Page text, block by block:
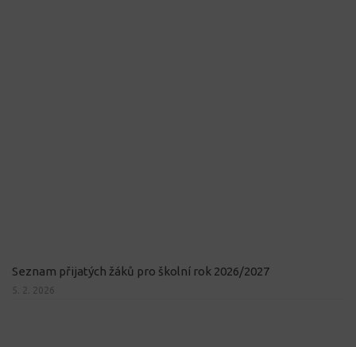
Seznam přijatých žáků pro školní rok 2026/2027
5. 2. 2026